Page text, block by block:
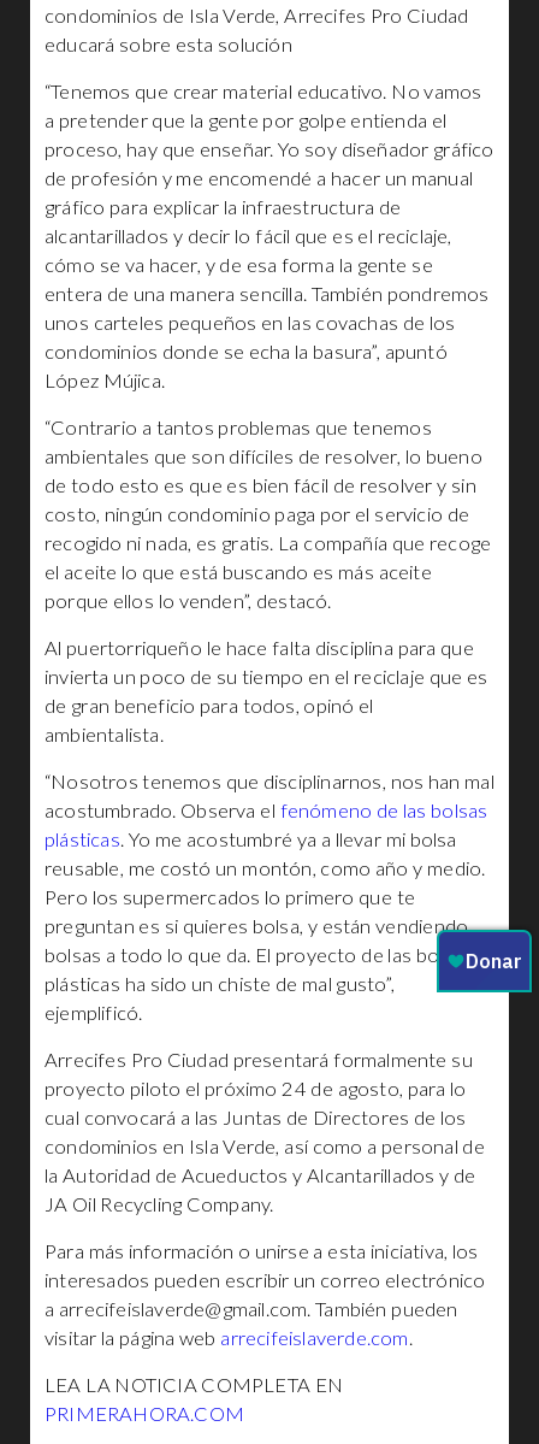
condominios de Isla Verde, Arrecifes Pro Ciudad
educará sobre esta solución
“Tenemos que crear material educativo. No vamos
a pretender que la gente por golpe entienda el
proceso, hay que enseñar. Yo soy diseñador gráfico
de profesión y me encomendé a hacer un manual
gráfico para explicar la infraestructura de
alcantarillados y decir lo fácil que es el reciclaje,
cómo se va hacer, y de esa forma la gente se
entera de una manera sencilla. También pondremos
unos carteles pequeños en las covachas de los
condominios donde se echa la basura”, apuntó
López Mújica.
“Contrario a tantos problemas que tenemos
ambientales que son difíciles de resolver, lo bueno
de todo esto es que es bien fácil de resolver y sin
costo, ningún condominio paga por el servicio de
recogido ni nada, es gratis. La compañía que recoge
el aceite lo que está buscando es más aceite
porque ellos lo venden”, destacó.
Al puertorriqueño le hace falta disciplina para que
invierta un poco de su tiempo en el reciclaje que es
de gran beneficio para todos, opinó el
ambientalista.
“Nosotros tenemos que disciplinarnos, nos han mal
acostumbrado. Observa el fenómeno de las bolsas
plásticas. Yo me acostumbré ya a llevar mi bolsa
reusable, me costó un montón, como año y medio.
Pero los supermercados lo primero que te
preguntan es si quieres bolsa, y están vendiendo
bolsas a todo lo que da. El proyecto de las bolsas
plásticas ha sido un chiste de mal gusto”,
ejemplificó.
Arrecifes Pro Ciudad presentará formalmente su
proyecto piloto el próximo 24 de agosto, para lo
cual convocará a las Juntas de Directores de los
condominios en Isla Verde, así como a personal de
la Autoridad de Acueductos y Alcantarillados y de
JA Oil Recycling Company.
Para más información o unirse a esta iniciativa, los
interesados pueden escribir un correo electrónico
a arrecifeislaverde@gmail.com. También pueden
visitar la página web arrecifeislaverde.com.
LEA LA NOTICIA COMPLETA EN
PRIMERAHORA.COM